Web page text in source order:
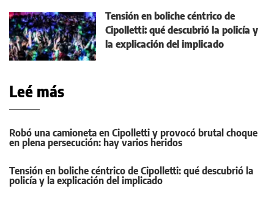
Tensión en boliche céntrico de
Cipolletti: qué descubrió la policía y
la explicación del implicado
Leé más
Robó una camioneta en Cipolletti y provocó brutal choque
en plena persecución: hay varios heridos
Tensión en boliche céntrico de Cipolletti: qué descubrió la
policía y la explicación del implicado